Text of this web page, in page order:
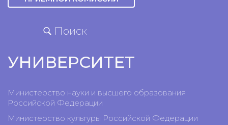
Поиск
УНИВЕРСИТЕТ
Министерство науки и высшего образования
Российской Федерации
Министерство культуры Российской Федерации